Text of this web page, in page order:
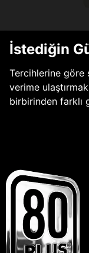
İstediğin
Tercihlerine göre
verime
birbirinden farklı